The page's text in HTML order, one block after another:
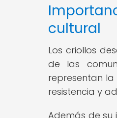
cultural
Los criollos
de las
representan la
resistencia y
Además de su